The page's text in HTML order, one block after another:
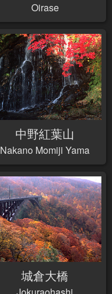
Oirase
中野紅葉山
Nakano Momiji Yama
城倉大橋